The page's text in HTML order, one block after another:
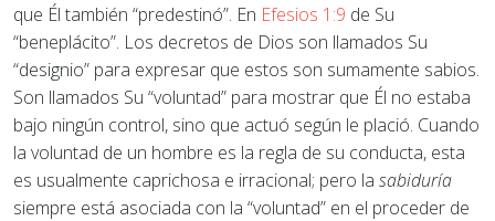
que Él también “predestinó”. En Efesios 1:9 de Su
“beneplácito”. Los decretos de Dios son llamados Su
“designio” para expresar que estos son sumamente sabios.
Son llamados Su “voluntad” para mostrar que Él no estaba
bajo ningún control, sino que actuó según le plació. Cuando
la voluntad de un hombre es la regla de su conducta, esta
es usualmente caprichosa e irracional; pero la sabiduría
siempre está asociada con la “voluntad” en el proceder de